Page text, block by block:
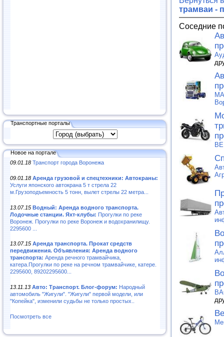
Транспортные порталы
Новое на портале
09.01.18 Транспорт города Воронежа
09.01.18 Аренда грузовой и спецтехники: Автокраны:
Услуги японского автокрана 5 т стрела 22
м.Грузоподъемность 5 тонн, вылет стрелы 22 метра...
13.07.15 Водный: Аренда водного транспорта.
Лодочные станции. Яхт-клубы: Прогулки по реке
Воронеж. Прогулки по реке Воронеж и водохранилищу.
2295600 ...
13.07.15 Аренда транспорта. Прокат средств
передвижения. Объявления: Аренда водного
транспорта: Аренда речного трамвайчика,
катера.Прогулки по реке на речном трамвайчике, катере.
2295600, 89202295600...
13.11.13 Авто: Транспорт. Блог-форум: Народный
автомобиль "Жигули". "Жигули" первой модели, или
"Копейка", изменили судьбы не только простых..
Посмотреть все
трамваи -
Соседние